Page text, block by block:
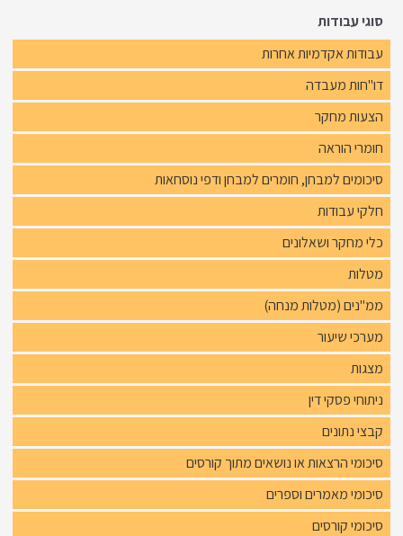
סוגי עבודות
עבודות אקדמיות אחרות
דו"חות מעבדה
הצעות מחקר
חומרי הוראה
סיכומים למבחן, חומרים למבחן ודפי נוסחאות
חלקי עבודות
כלי מחקר ושאלונים
מטלות
ממ"נים (מטלות מנחה)
מערכי שיעור
מצגות
ניתוחי פסקי דין
קבצי נתונים
סיכומי הרצאות או נושאים מתוך קורסים
סיכומי מאמרים וספרים
סיכומי קורסים